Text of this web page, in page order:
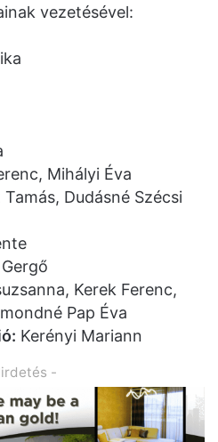
vezetésével:
Mihályi Éva
Dudásné Szécsi
Kerek Ferenc,
Pap Éva
Kerényi Mariann
-